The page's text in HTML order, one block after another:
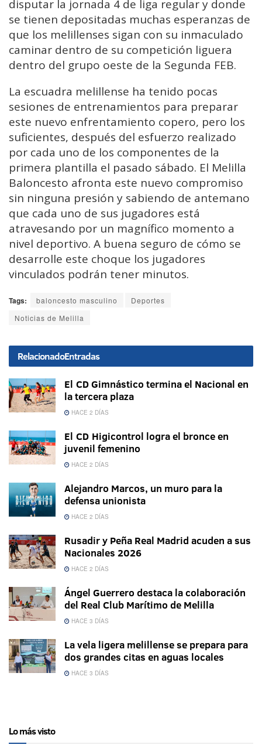
disputar la jornada 4 de liga regular y donde
se tienen depositadas muchas esperanzas de
que los melillenses sigan con su inmaculado
caminar dentro de su competición liguera
dentro del grupo oeste de la Segunda FEB.
La escuadra melillense ha tenido pocas
sesiones de entrenamientos para preparar
este nuevo enfrentamiento copero, pero los
suficientes, después del esfuerzo realizado
por cada uno de los componentes de la
primera plantilla el pasado sábado. El Melilla
Baloncesto afronta este nuevo compromiso
sin ninguna presión y sabiendo de antemano
que cada uno de sus jugadores está
atravesando por un magnífico momento a
nivel deportivo. A buena seguro de cómo se
desarrolle este choque los jugadores
vinculados podrán tener minutos.
Tags: baloncesto masculino
Deportes
Noticias de Melilla
RelacionadoEntradas
El CD Gimnástico termina el Nacional en
la tercera plaza
HACE 2 DÍAS
El CD Higicontrol logra el bronce en
juvenil femenino
HACE 2 DÍAS
Alejandro Marcos, un muro para la
defensa unionista
HACE 2 DÍAS
Rusadir y Peña Real Madrid acuden a sus
Nacionales 2026
HACE 2 DÍAS
Ángel Guerrero destaca la colaboración
del Real Club Marítimo de Melilla
HACE 3 DÍAS
La vela ligera melillense se prepara para
dos grandes citas en aguas locales
HACE 3 DÍAS
Lo más visto